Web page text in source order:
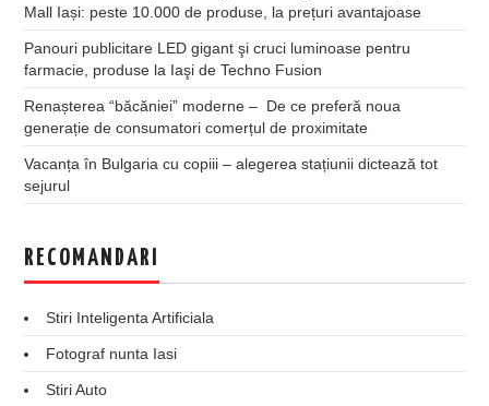
Mall Iași: peste 10.000 de produse, la prețuri avantajoase
Panouri publicitare LED gigant şi cruci luminoase pentru
farmacie, produse la Iaşi de Techno Fusion
Renașterea “băcăniei” moderne – De ce preferă noua
generație de consumatori comerțul de proximitate
Vacanța în Bulgaria cu copiii – alegerea stațiunii dictează tot
sejurul
RECOMANDARI
Stiri Inteligenta Artificiala
Fotograf nunta Iasi
Stiri Auto